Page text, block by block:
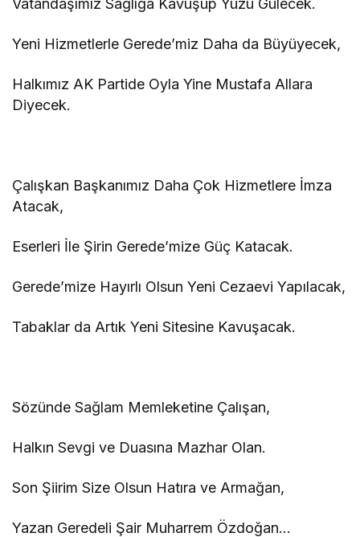
Yeni Hizmetlerle Gerede’miz Daha da Büyüyecek,
Halkımız AK Partide Oyla Yine Mustafa Allara
Diyecek.
Çalışkan Başkanımız Daha Çok Hizmetlere İmza
Atacak,
Eserleri İle Şirin Gerede’mize Güç Katacak.
Gerede’mize Hayırlı Olsun Yeni Cezaevi Yapılacak,
Tabaklar da Artık Yeni Sitesine Kavuşacak.
Sözünde Sağlam Memleketine Çalışan,
Halkın Sevgi ve Duasına Mazhar Olan.
Son Şiirim Size Olsun Hatıra ve Armağan,
Yazan Geredeli Şair Muharrem Özdoğan…